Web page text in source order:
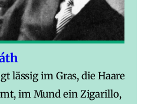
lässig im Gras, die Haare
im Mund ein Zigarillo,